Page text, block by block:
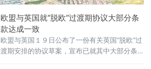
欧盟与英国就“脱欧”过渡期协议大部分条
款达成一致
欧盟与英国１９日公布了一份有关英国“脱欧”过
渡期安排的协议草案，宣布已就其中大部分条